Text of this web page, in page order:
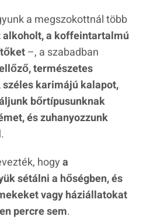
a megszokottnál több
alkoholt, a koffeintartalmú
–, a szabadban
természetes
karimájú kalapot,
bőrtípusunknak
és zuhanyozzunk
.
hogya
sétálni a hőségben, és
vagy háziállatokat
percre sem.